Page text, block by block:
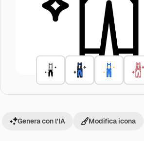
Genera con l'IA Modifica icona